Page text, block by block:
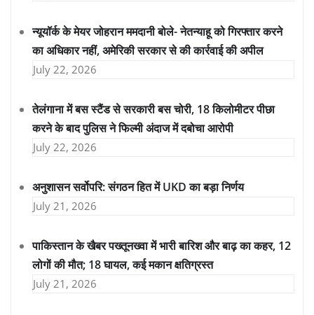
न्यूयॉर्क के मेयर जोहरान ममदानी बोले- नेतन्याहू को गिरफ्तार करने
का अधिकार नहीं, अमेरिकी सरकार से की कार्रवाई की अपील
July 22, 2026
तेलंगाना में बस स्टैंड से सरकारी बस चोरी, 18 किलोमीटर पीछा
करने के बाद पुलिस ने फिल्मी अंदाज में दबोचा आरोपी
July 22, 2026
अनुशासन सर्वोपरि: संगठन हित में UKD का बड़ा निर्णय
July 21, 2026
पाकिस्तान के खैबर पख्तूनख्वा में भारी बारिश और बाढ़ का कहर, 12
लोगों की मौत; 18 घायल, कई मकान क्षतिग्रस्त
July 21, 2026